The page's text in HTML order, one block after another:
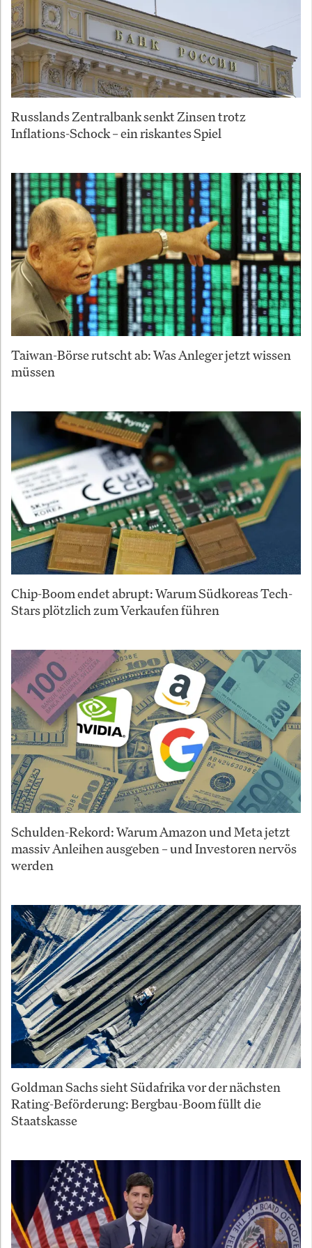
Russlands Zentralbank senkt Zinsen trotz
Inflations-Schock – ein riskantes Spiel
Taiwan-Börse rutscht ab: Was Anleger jetzt wissen
müssen
Chip-Boom endet abrupt: Warum Südkoreas Tech-
Stars plötzlich zum Verkaufen führen
Schulden-Rekord: Warum Amazon und Meta jetzt
massiv Anleihen ausgeben – und Investoren nervös
werden
Goldman Sachs sieht Südafrika vor der nächsten
Rating-Beförderung: Bergbau-Boom füllt die
Staatskasse